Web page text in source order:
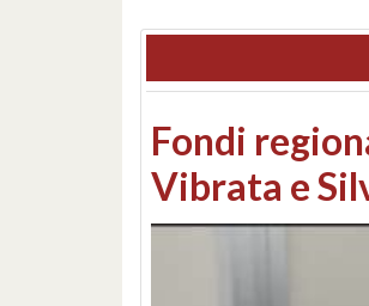
lungomare:
abusiva